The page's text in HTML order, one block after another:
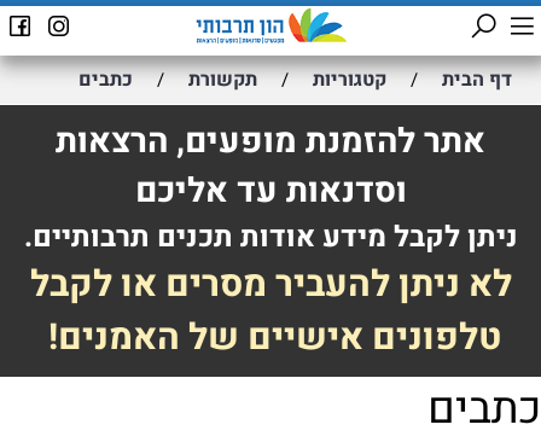
דף הבית / קטגוריות / תקשורת / כתבים
אתר להזמנת מופעים, הרצאות
וסדנאות עד אליכם
ניתן לקבל מידע אודות תכנים תרבותיים.
לא ניתן להעביר מסרים או לקבל
טלפונים אישיים של האמנים!
כתבים